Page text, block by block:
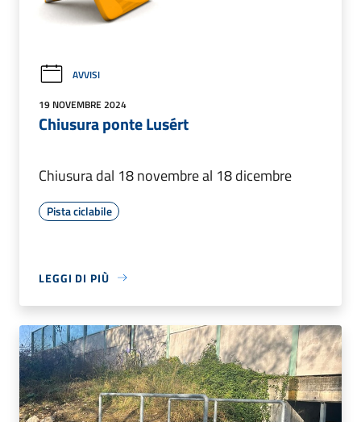
AVVISI
19 NOVEMBRE 2024
Chiusura ponte Lusért
Chiusura dal 18 novembre al 18 dicembre
Pista ciclabile
LEGGI DI PIÙ